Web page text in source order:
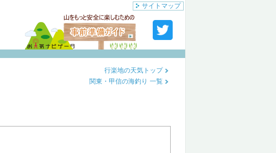
サイトマップ
行楽地の天気トップ
関東・甲信の海釣り 一覧